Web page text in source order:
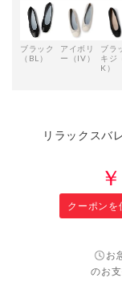
ブラック
（BL）
アイボリ
ー（IV）
ブラ
キジ
K）
リラックスバ
クーポンを
お
のお